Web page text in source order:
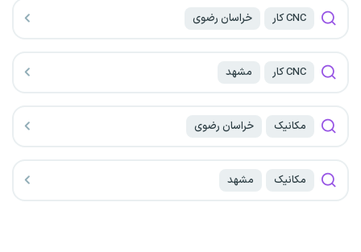
CNC کار خراسان رضوی
CNC کار مشهد
مکانیک خراسان رضوی
مکانیک مشهد